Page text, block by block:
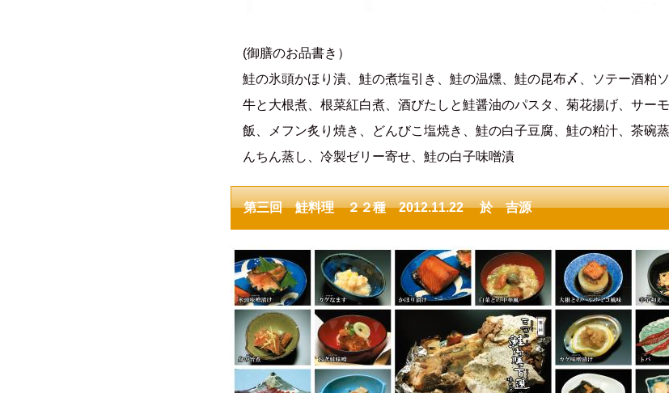
(御膳のお品書き）
鮭の氷頭かほり漬、鮭の煮塩引き、鮭の温燻、鮭の昆布〆、ソテー酒粕
牛と大根煮、根菜紅白煮、酒びたしと鮭醤油のパスタ、菊花揚げ、サー
飯、メフン炙り焼き、どんびこ塩焼き、鮭の白子豆腐、鮭の粕汁、茶碗
んちん蒸し、冷製ゼリー寄せ、鮭の白子味噌漬
第三回 鮭料理 ２２種 2012.11.22 於 吉源